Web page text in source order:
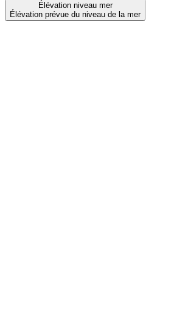
Élévation niveau mer
Élévation prévue du niveau de la mer